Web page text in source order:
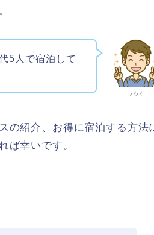
パパ
5人で宿泊して
の紹介、お得に宿泊する方法
ば幸いです。